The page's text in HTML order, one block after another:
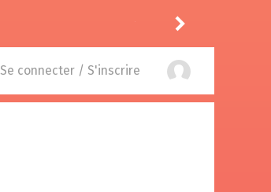
Se connecter / S'inscrire